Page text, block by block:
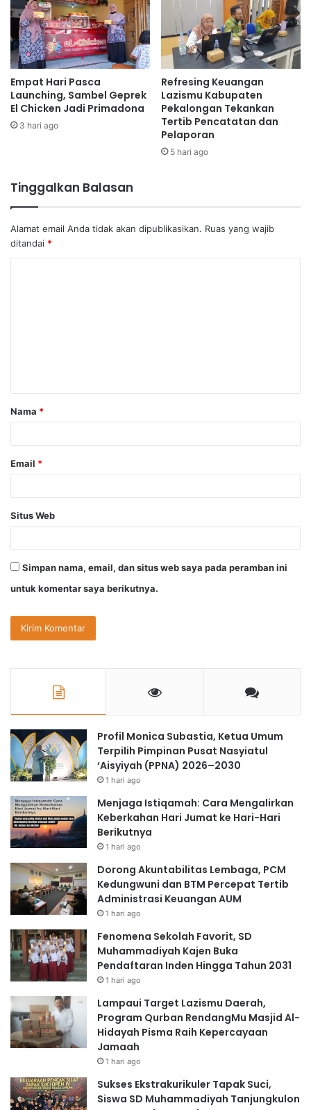
Empat Hari Pasca
Launching, Sambel Geprek
El Chicken Jadi Primadona
3 hari ago
Refresing Keuangan
Lazismu Kabupaten
Pekalongan Tekankan
Tertib Pencatatan dan
Pelaporan
5 hari ago
Tinggalkan Balasan
Alamat email Anda tidak akan dipublikasikan. Ruas yang wajib
ditandai *
a
r
Nama *
Email *
Situs Web
Simpan nama, email, dan situs web saya pada peramban ini
untuk komentar saya berikutnya.
Profil Monica Subastia, Ketua Umum
Terpilih Pimpinan Pusat Nasyiatul
‘Aisyiyah (PPNA) 2026–2030
1 hari ago
Menjaga Istiqamah: Cara Mengalirkan
Keberkahan Hari Jumat ke Hari-Hari
Berikutnya
1 hari ago
Dorong Akuntabilitas Lembaga, PCM
Kedungwuni dan BTM Percepat Tertib
Administrasi Keuangan AUM
1 hari ago
Fenomena Sekolah Favorit, SD
Muhammadiyah Kajen Buka
Pendaftaran Inden Hingga Tahun 2031
1 hari ago
Lampaui Target Lazismu Daerah,
Program Qurban RendangMu Masjid Al-
Hidayah Pisma Raih Kepercayaan
Jamaah
1 hari ago
Sukses Ekstrakurikuler Tapak Suci,
Siswa SD Muhammadiyah Tanjungkulon